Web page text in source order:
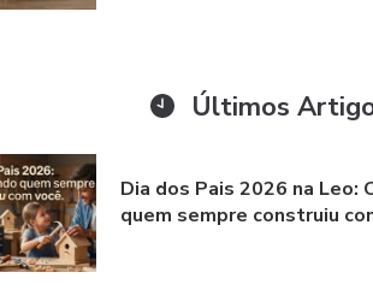
Últimos
Dia dos Pais 2026 na Leo:
quem sempre construiu